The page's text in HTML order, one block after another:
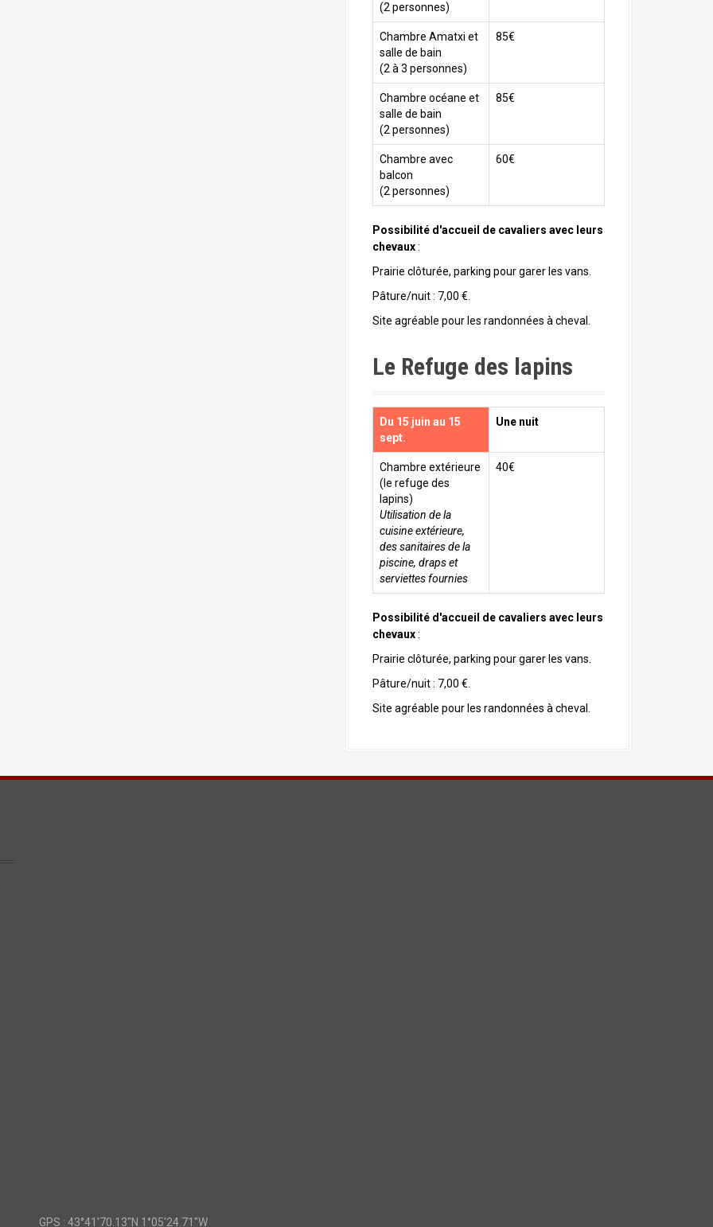
(2 personnes)
Chambre Amatxi et
salle de bain
(2 à 3 personnes)
85€
Chambre océane et
salle de bain
(2 personnes)
85€
Chambre avec
balcon
(2 personnes)
60€
Possibilité d'accueil de cavaliers avec leurs
chevaux:
Prairie clôturée, parking pour garer les vans.
Pâture/nuit : 7,00 €.
Site agréable pour les randonnées à cheval.
Le Refuge des lapins
Du 15 juin au 15
sept.
Une nuit
Chambre extérieure
(le refuge des
lapins)
Utilisation de la
cuisine extérieure,
des sanitaires de la
piscine, draps et
serviettes fournies
40€
Possibilité d'accueil de cavaliers avec leurs
chevaux:
Prairie clôturée, parking pour garer les vans.
Pâture/nuit : 7,00 €.
Site agréable pour les randonnées à cheval.
GPS : 43°41'70.13"N 1°05'24.71"W